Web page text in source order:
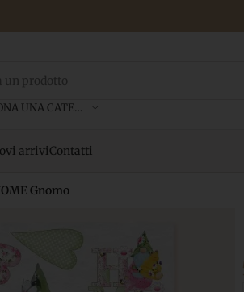
SELEZIONA UNA CATEGORIA
arriviContatti
Gnomo